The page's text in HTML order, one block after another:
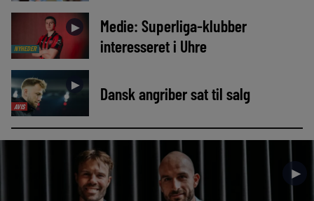
NYHEDER
►
Medie: Superliga-klubber
interesseret i Uhre
AVIS
► Dansk angriber sat til salg
►